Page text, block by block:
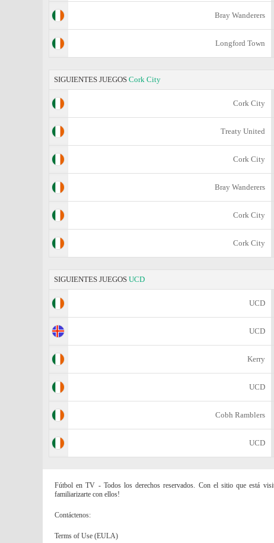
Bray Wanderers
Longford Town
SIGUIENTES JUEGOS Cork City
Cork City
Treaty United
Cork City
Bray Wanderers
Cork City
Cork City
SIGUIENTES JUEGOS UCD
UCD
UCD
Kerry
UCD
Cobh Ramblers
UCD
Fútbol en TV - Todos los derechos reservados. Con el sitio que está
familiarizarte con ellos!
Contáctenos:
Terms of Use (EULA)